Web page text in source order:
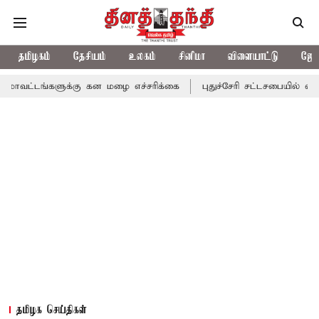
தமிழகம் தேசியம் உலகம் சினிமா விளையாட்டு
கன மழை எச்சரிக்கை புதுச்சேரி சட்டசபையில் வரும் 24ம்
தமிழக செய்திகள்